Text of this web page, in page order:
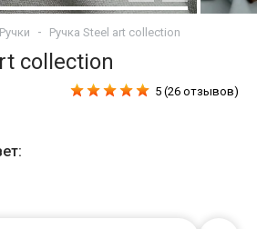
Ручки Ручка Steel art collection
collection
5 (26 отзывов)